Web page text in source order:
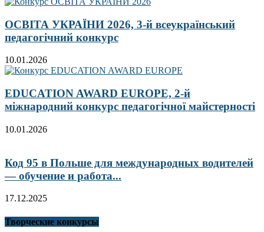
ОСВІТА УКРАЇНИ 2026, 3-й всеукраїнський
педагогічний конкурс
10.01.2026
EDUCATION AWARD EUROPE, 2-й
міжнародний конкурс педагогічної майстерності
10.01.2026
Код 95 в Польше для международных водителей
— обучение и работа...
17.12.2025
Творческие конкурсы